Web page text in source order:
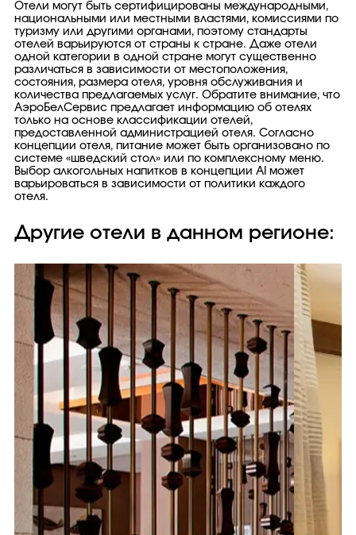
Отели могут быть сертифицированы международными,
национальными или местными властями, комиссиями по
туризму или другими органами, поэтому стандарты
отелей варьируются от страны к стране. Даже отели
одной категории в одной стране могут существенно
различаться в зависимости от местоположения,
состояния, размера отеля, уровня обслуживания и
количества предлагаемых услуг. Обратите внимание, что
АэроБелСервис предлагает информацию об отелях
только на основе классификации отелей,
предоставленной администрацией отеля. Согласно
концепции отеля, питание может быть организовано по
системе «шведский стол» или по комплексному меню.
Выбор алкогольных напитков в концепции AI может
варьироваться в зависимости от политики каждого
отеля.
Другие отели в данном регионе: